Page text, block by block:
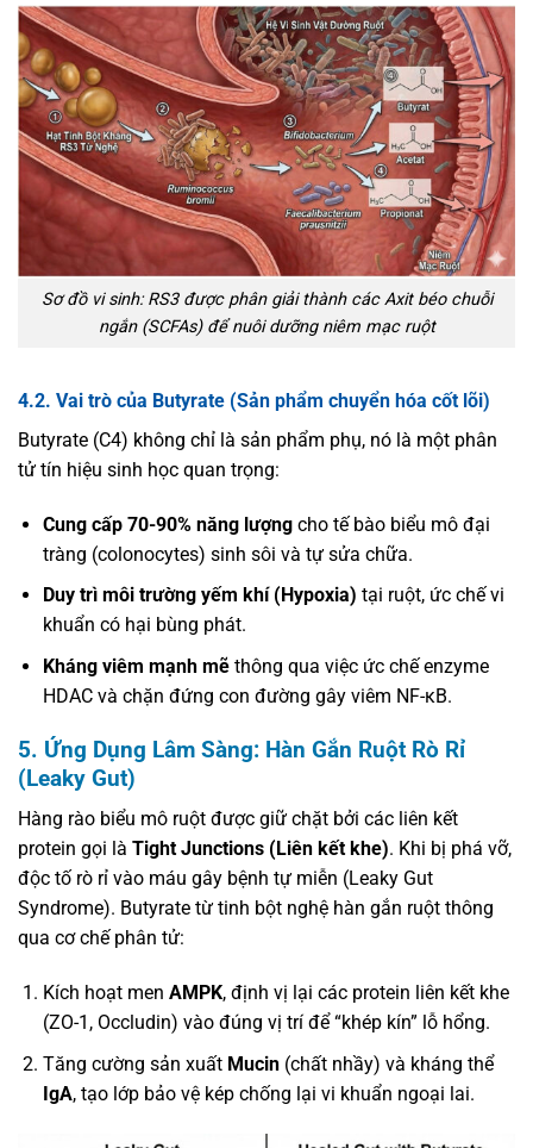
Sơ đồ vi sinh: RS3 được phân giải thành các Axit béo chuỗi
ngắn (SCFAs) để nuôi dưỡng niêm mạc ruột
4.2. Vai trò của Butyrate (Sản phẩm chuyển hóa cốt lõi)
Butyrate (C4) không chỉ là sản phẩm phụ, nó là một phân
tử tín hiệu sinh học quan trọng:
Cung cấp 70-90% năng lượngcho tế bào biểu mô đại
tràng (colonocytes) sinh sôi và tự sửa chữa.
Duy trì môi trường yếm khí (Hypoxia) tại ruột, ức chế vi
khuẩn có hại bùng phát.
Kháng viêm mạnh mẽthông qua việc ức chế enzyme
HDAC và chặn đứng con đường gây viêm NF-κB.
5. Ứng Dụng Lâm Sàng: Hàn Gắn Ruột Rò Rỉ
(Leaky Gut)
Hàng rào biểu mô ruột được giữ chặt bởi các liên kết
protein gọi là Tight Junctions (Liên kết khe). Khi bị phá vỡ,
độc tố rò rỉ vào máu gây bệnh tự miễn (Leaky Gut
Syndrome). Butyrate từ tinh bột nghệ hàn gắn ruột thông
qua cơ chế phân tử:
Kích hoạt men AMPK, định vị lại các protein liên kết khe
(ZO-1, Occludin) vào đúng vị trí để “khép kín” lỗ hổng.
Tăng cường sản xuất Mucin(chất nhầy) và kháng thể
IgA, tạo lớp bảo vệ kép chống lại vi khuẩn ngoại lai.